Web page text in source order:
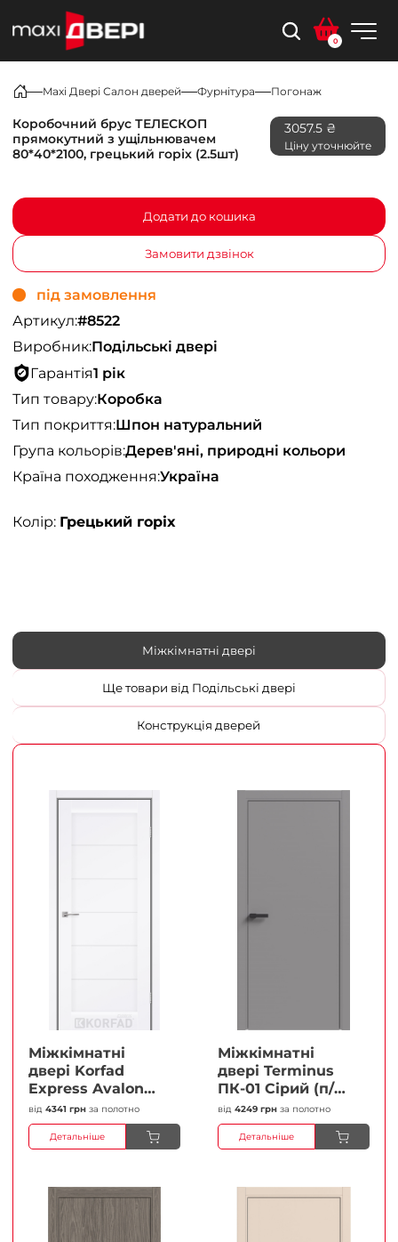
0
Maxi Двері Салон дверей Фурнітура Погонаж
Коробочний брус ТЕЛЕСКОП
прямокутний з ущільнювачем
80*40*2100, грецький горіх (2.5шт)
3057.5 ₴
Ціну уточнюйте
Додати до кошика
Замовити дзвінок
під замовлення
Артикул:#8522
Виробник:Подільські двері
Гарантія1 рік
Тип товару:Коробка
Тип покриття:Шпон натуральний
Група кольорів:Дерев'яні, природні кольори
Країна походження:Україна
Колір: Грецький горіх
Міжкімнатні двері
Ще товари від Подільські двері
Конструкція дверей
Міжкімнатні
двері Korfad
Express Avalon
Білий мат
Кристал
Антискретч
від 4341 грн за полотно
Детальніше
Міжкімнатні
двері Terminus
ПК-01 Сірий (п/п)
Глухі Плівка
від 4249 грн за полотно
Детальніше